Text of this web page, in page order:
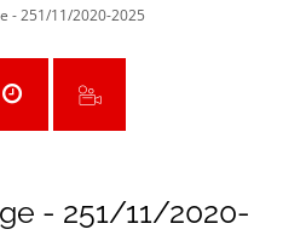
- 251/11/2020-2025
- 251/11/2020-